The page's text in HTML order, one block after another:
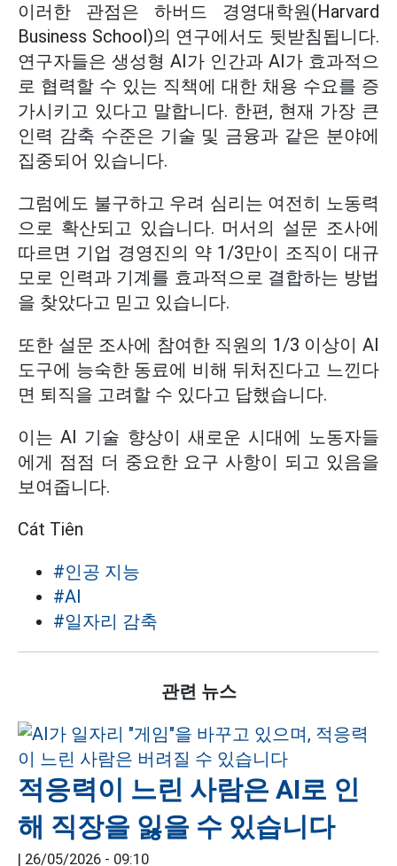
이러한 관점은 하버드 경영대학원(Harvard
Business School)의 연구에서도 뒷받침됩니다.
연구자들은 생성형 AI가 인간과 AI가 효과적으
로 협력할 수 있는 직책에 대한 채용 수요를 증
가시키고 있다고 말합니다. 한편, 현재 가장 큰
인력 감축 수준은 기술 및 금융과 같은 분야에
집중되어 있습니다.
그럼에도 불구하고 우려 심리는 여전히 노동력
으로 확산되고 있습니다. 머서의 설문 조사에
따르면 기업 경영진의 약 1/3만이 조직이 대규
모로 인력과 기계를 효과적으로 결합하는 방법
을 찾았다고 믿고 있습니다.
또한 설문 조사에 참여한 직원의 1/3 이상이 AI
도구에 능숙한 동료에 비해 뒤처진다고 느낀다
면 퇴직을 고려할 수 있다고 답했습니다.
이는 AI 기술 향상이 새로운 시대에 노동자들
에게 점점 더 중요한 요구 사항이 되고 있음을
보여줍니다.
Cát Tiên
#인공 지능
#AI
#일자리 감축
관련 뉴스
적응력이 느린 사람은 AI로 인
해 직장을 잃을 수 있습니다
| 26/05/2026 - 09:10